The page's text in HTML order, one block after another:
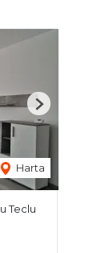
Harta
Next
Teclu